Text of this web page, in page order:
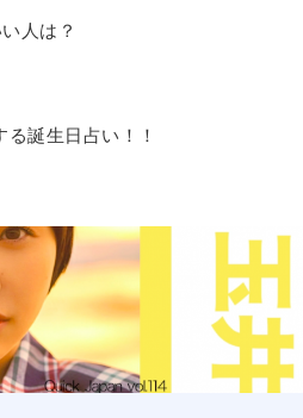
人は？
誕生日占い！！